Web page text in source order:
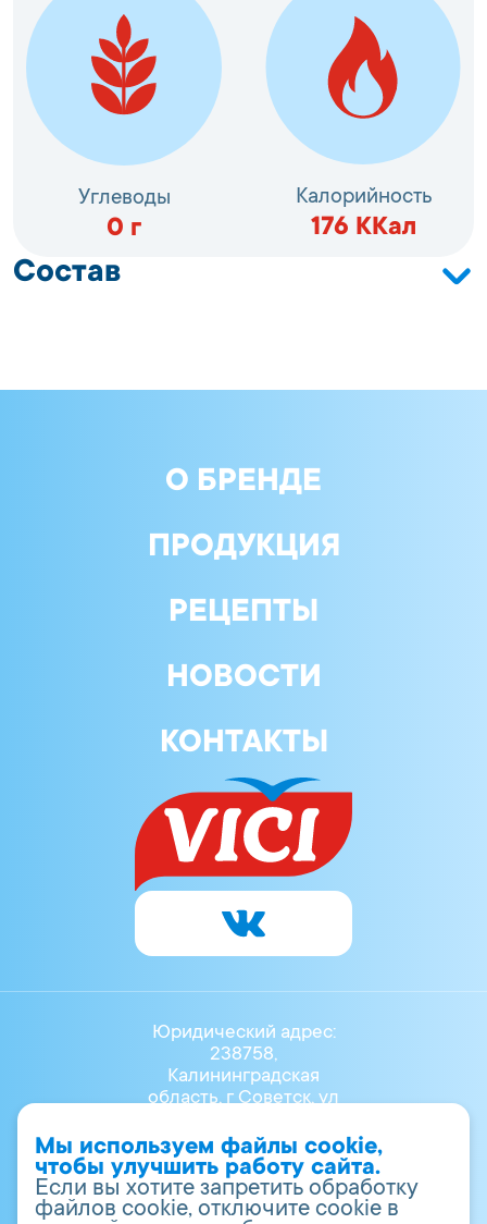
Углеводы
0 г
Калорийность
176 ККал
Состав
консерванты: бензоат натрия, сорбат калия;
О БРЕНДЕ
ПРОДУКЦИЯ
РЕЦЕПТЫ
НОВОСТИ
КОНТАКТЫ
Юридический адрес:
238758,
Калининградская
область, г Советск, ул
8 (40161) 40-700
vr.info@vici.ru
ОГРН 1023902001947
ИНН 3911008930
Мы используем файлы cookie,
чтобы улучшить работу сайта.
Если вы хотите запретить обработку
файлов cookie, отключите cookie в